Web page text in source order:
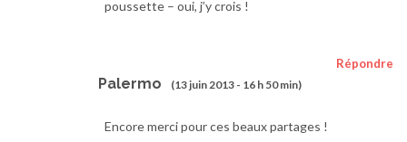
poussette – oui, j’y crois !
Palermo (13 juin 2013 - 16 h 50 min)
Répondre
Encore merci pour ces beaux partages !